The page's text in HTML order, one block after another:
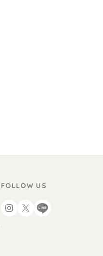
FOLLOW US